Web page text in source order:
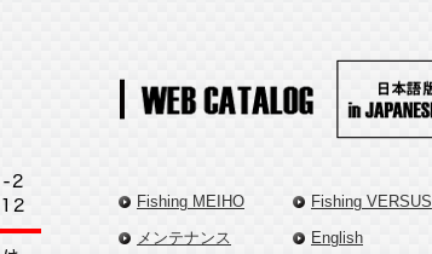
Fishing MEIHO
メンテナンス
Fishing VERSUS
English